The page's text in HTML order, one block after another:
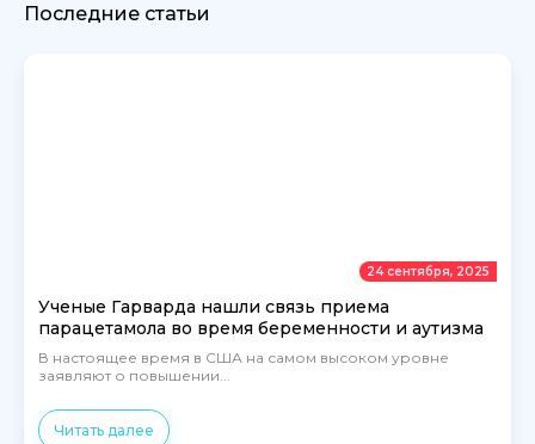
Последние статьи
24 сентября, 2025
Ученые Гарварда нашли связь приема
парацетамола во время беременности и аутизма
В настоящее время в США на самом высоком уровне
заявляют о повышении...
Читать далее